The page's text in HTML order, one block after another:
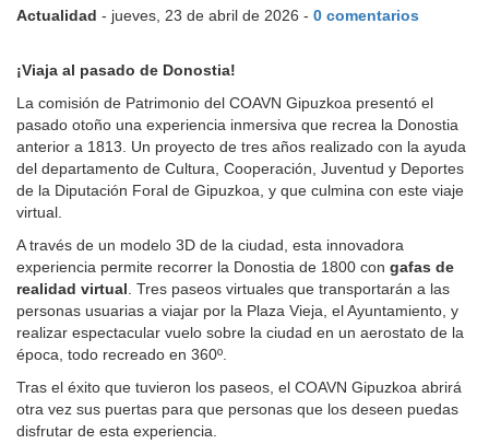
Actualidad - jueves, 23 de abril de 2026 - 0 comentarios
¡Viaja al pasado de Donostia!
La comisión de Patrimonio del COAVN Gipuzkoa presentó el
pasado otoño una experiencia inmersiva que recrea la Donostia
anterior a 1813. Un proyecto de tres años realizado con la ayuda
del departamento de Cultura, Cooperación, Juventud y Deportes
de la Diputación Foral de Gipuzkoa, y que culmina con este viaje
virtual.
A través de un modelo 3D de la ciudad, esta innovadora
experiencia permite recorrer la Donostia de 1800 con gafas de
realidad virtual . Tres paseos virtuales que transportarán a las
personas usuarias a viajar por la Plaza Vieja, el Ayuntamiento, y
realizar espectacular vuelo sobre la ciudad en un aerostato de la
época, todo recreado en 360º.
Tras el éxito que tuvieron los paseos, el COAVN Gipuzkoa abrirá
otra vez sus puertas para que personas que los deseen puedas
disfrutar de esta experiencia.